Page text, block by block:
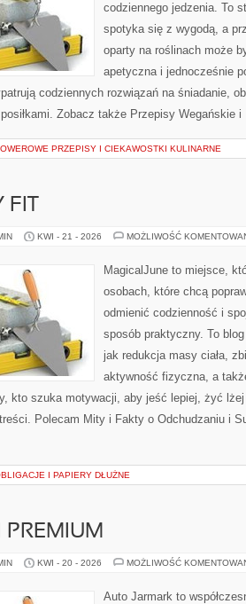
codziennego jedzenia. To
spotyka się z wygodą, a
oparty na roślinach może
apetyczna i jednocześnie
codziennych rozwiązań na śniadanie,
Zobacz także Przepisy Wegańskie
PRZEPISY I CIEKAWOSTKI KULINARNE
KWI - 21 - 2026 MOŻLIWOŚĆ
MagicalJune to miejsce,
osobach, które chcą
odmienić codzienność i
sposób praktyczny. To
jak redukcja masy ciała,
aktywność fizyczna, a
kto szuka motywacji, aby jeść lepiej, żyć
Polecam Mity i Fakty o Odchudzaniu i
I PAPIERY DŁUŻNE
PREMIUM
KWI - 20 - 2026 MOŻLIWOŚĆ
Auto Jarmark to